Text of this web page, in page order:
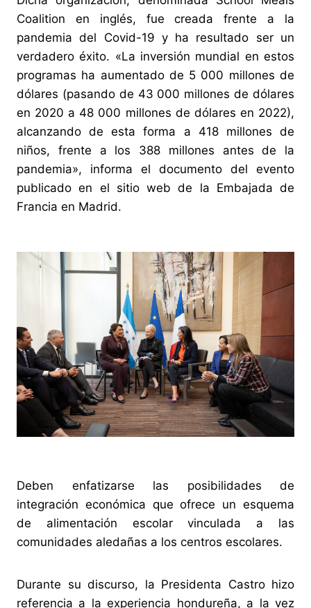
Coalition en inglés, fue creada frente a la
pandemia del Covid-19 y ha resultado ser un
verdadero éxito. «La inversión mundial en estos
programas ha aumentado de 5 000 millones de
dólares (pasando de 43 000 millones de dólares
en 2020 a 48 000 millones de dólares en 2022),
alcanzando de esta forma a 418 millones de
niños, frente a los 388 millones antes de la
pandemia», informa el documento del evento
publicado en el sitio web de la Embajada de
Francia en Madrid.
Deben enfatizarse las posibilidades de
integración económica que ofrece un esquema
de alimentación escolar vinculada a las
comunidades aledañas a los centros escolares.
Durante su discurso, la Presidenta Castro hizo
referencia a la experiencia hondureña, a la vez